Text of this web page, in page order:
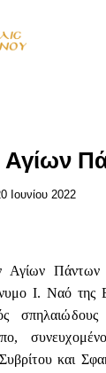
Αγίων
Ιουνίου 2022
Αγίων Πάντων
Ι. Ναό της
και